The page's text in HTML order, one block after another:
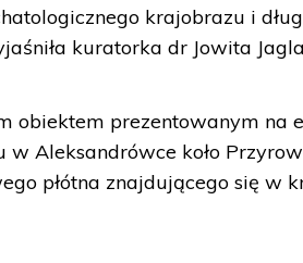
krajobrazu i
kuratorka dr Jowita
obiektem prezentowanym na
Aleksandrówce koło
płótna znajdującego się w